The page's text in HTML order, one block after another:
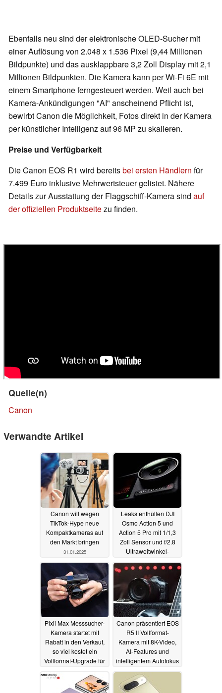
Ebenfalls neu sind der elektronische OLED-Sucher mit
einer Auflösung von 2.048 x 1.536 Pixel (9,44 Millionen
Bildpunkte) und das ausklappbare 3,2 Zoll Display mit 2,1
Millionen Bildpunkten. Die Kamera kann per Wi-Fi 6E mit
einem Smartphone ferngesteuert werden. Weil auch bei
Kamera-Ankündigungen "AI" anscheinend Pflicht ist,
bewirbt Canon die Möglichkeit, Fotos direkt in der Kamera
per künstlicher Intelligenz auf 96 MP zu skalieren.
Preise und Verfügbarkeit
Die Canon EOS R1 wird bereitsbei ersten Händlern für
7.499 Euro inklusive Mehrwertsteuer gelistet. Nähere
Details zur Ausstattung der Flaggschiff-Kamera sind auf
der offiziellen Produktseitezu finden.
Quelle(n)
Canon
Verwandte Artikel
Canon will wegen
TikTok-Hype neue
Kompaktkameras auf
den Markt bringen
31.01.2025
Leaks enthüllen DJI
Osmo Action 5 und
Action 5 Pro mit 1/1,3
Zoll Sensor und f/2.8
Ultraweitwinkel-
22.07.2024
Pixii Max Messsucher-
Kamera startet mit
Rabatt in den Verkauf,
so viel kostet ein
Vollformat-Upgrade für
Canon präsentiert EOS
R5 II Vollformat-
Kamera mit 8K-Video,
AI-Features und
intelligentem Autofokus
17.07.2024